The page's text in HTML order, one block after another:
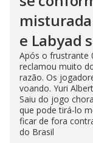
e Labyad
Após o frustrante
reclamou muito
razão. Os
voando. Yuri
Saiu do jogo
que pode tirá-lo
ficar de fora
do Brasil